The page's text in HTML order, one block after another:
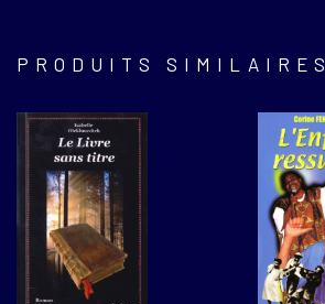
PRODUITS SIMILAIRES